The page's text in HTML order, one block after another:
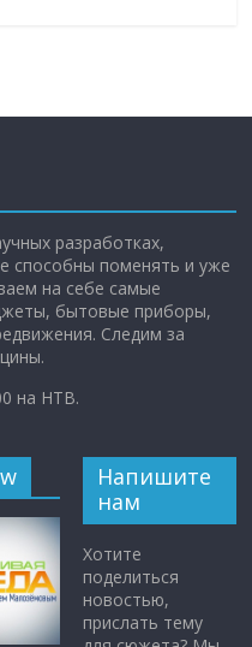
разработках,
способны поменять и уже
на себе самые
бытовые приборы,
Следим за
на НТВ.
Напишите
нам
Хотите
поделиться
новостью,
прислать тему